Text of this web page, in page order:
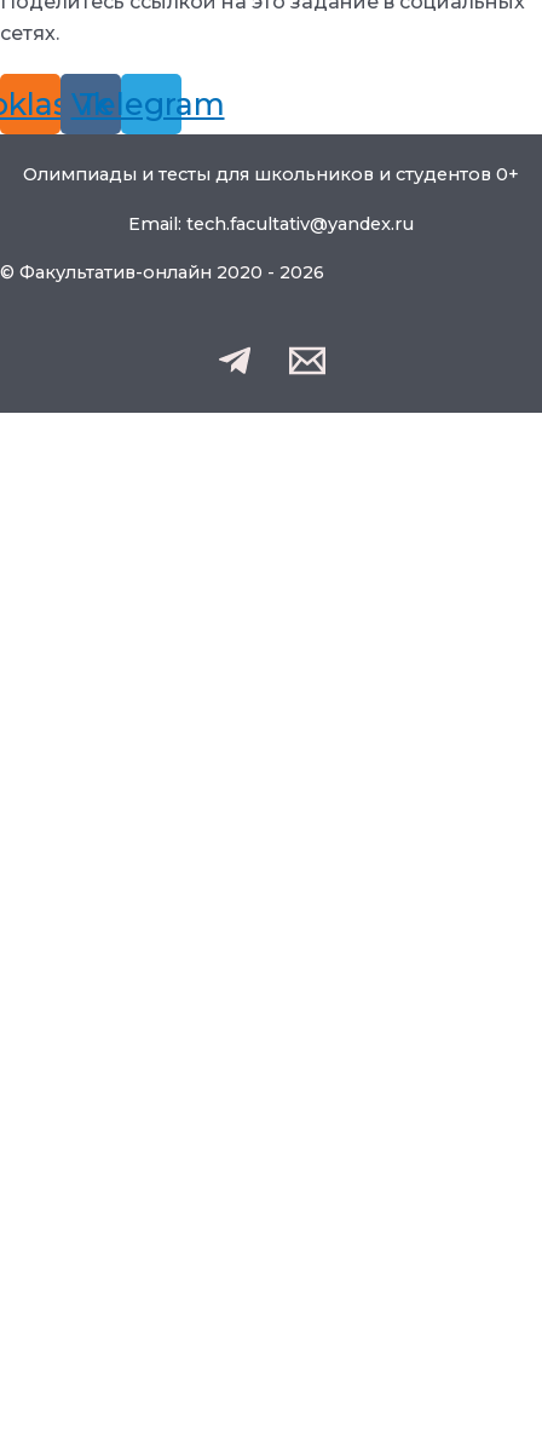
сетях.
Vk
Telegram
Олимпиады и тесты для школьников и студентов 0+
Email: tech.facultativ@yandex.ru
© Факультатив-онлайн 2020 - 2026